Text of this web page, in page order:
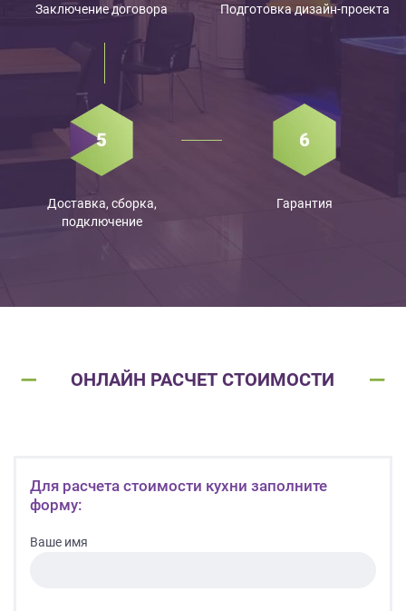
Подготовка дизайн-проекта
Заключение договора
Доставка, сборка,
подключение
Гарантия
ОНЛАЙН РАСЧЕТ СТОИМОСТИ
Для расчета стоимости кухни заполните
форму:
Ваше имя